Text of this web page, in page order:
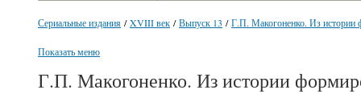
Сериальные издания /XVIII век /Выпуск 13 /Г.П. Макогоненко. Из истории
Показать меню
Г.П. Макогоненко. Из истории